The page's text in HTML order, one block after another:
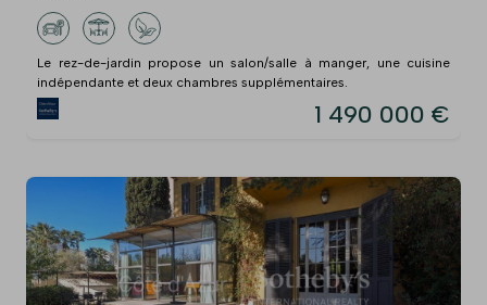
Le rez-de-jardin propose un salon/salle à manger, une cuisine
indépendante et deux chambres supplémentaires.
1 490 000 €